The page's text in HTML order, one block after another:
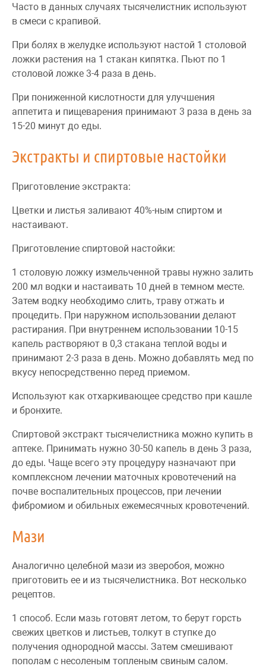
Часто в данных случаях тысячелистник используют
в смеси с крапивой.
При болях в желудке используют настой 1 столовой
ложки растения на 1 стакан кипятка. Пьют по 1
столовой ложке 3-4 раза в день.
При пониженной кислотности для улучшения
аппетита и пищеварения принимают 3 раза в день за
15-20 минут до еды.
Экстракты и спиртовые настойки
Приготовление экстракта:
Цветки и листья заливают 40%-ным спиртом и
настаивают.
Приготовление спиртовой настойки:
1 столовую ложку измельченной травы нужно залить
200 мл водки и настаивать 10 дней в темном месте.
Затем водку необходимо слить, траву отжать и
процедить. При наружном использовании делают
растирания. При внутреннем использовании 10-15
капель растворяют в 0,3 стакана теплой воды и
принимают 2-3 раза в день. Можно добавлять мед по
вкусу непосредственно перед приемом.
Используют как отхаркивающее средство при кашле
и бронхите.
Спиртовой экстракт тысячелистника можно купить в
аптеке. Принимать нужно 30-50 капель в день 3 раза,
до еды. Чаще всего эту процедуру назначают при
комплексном лечении маточных кровотечений на
почве воспалительных процессов, при лечении
фибромиом и обильных ежемесячных кровотечений.
Мази
Аналогично целебной мази из зверобоя, можно
приготовить ее и из тысячелистника. Вот несколько
рецептов.
1 способ. Если мазь готовят летом, то берут горсть
свежих цветков и листьев, толкут в ступке до
получения однородной массы. Затем смешивают
пополам с несоленым топленым свиным салом.